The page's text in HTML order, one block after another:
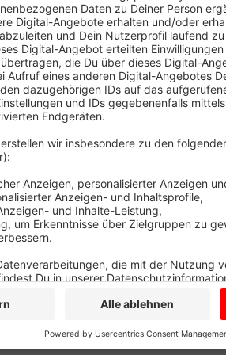
Eine über 90-jährige Frau aus
Zusammenhang mit Corona seit
Das Kreisgesundheitsamt meldet
vergangenen Freitag.
Anzeige